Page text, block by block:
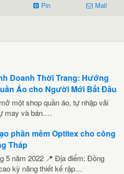
Pin Mail
Doanh Thời Trang: Hướng
Áo cho Người Mới Bắt Đầu
một shop quần áo, tự nhập vải
may và bán.…
phần mềm Optitex cho công
Tháp
5 năm 2022 📍 Địa điểm: Đồng
kỹ năng thiết kế rập…